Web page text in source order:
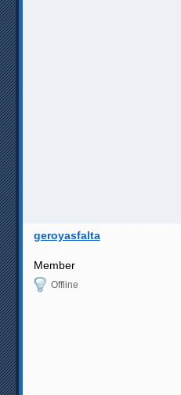
geroyasfalta
Member
Offline